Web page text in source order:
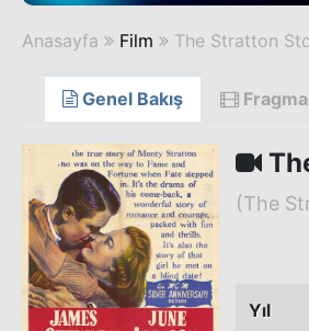
Anasayfa Film The Stratton
Genel Bakış
(The
Yıl